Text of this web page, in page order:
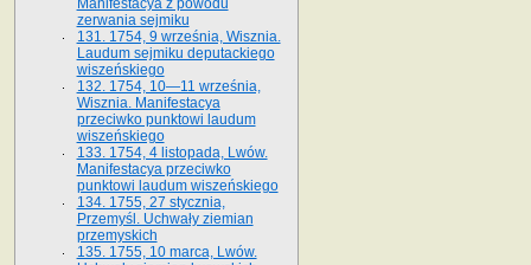
Manifestacya z powodu
zerwania sejmiku
131. 1754, 9 września, Wisznia.
Laudum sejmiku deputackiego
wiszeńskiego
132. 1754, 10—11 września,
Wisznia. Manifestacya
przeciwko punktowi laudum
wiszeńskiego
133. 1754, 4 listopada, Lwów.
Manifestacya przeciwko
punktowi laudum wiszeńskiego
134. 1755, 27 stycznia,
Przemyśl. Uchwały ziemian
przemyskich
135. 1755, 10 marca, Lwów.